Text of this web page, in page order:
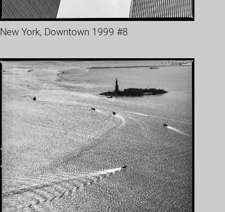
New York, Downtown 1999 #8